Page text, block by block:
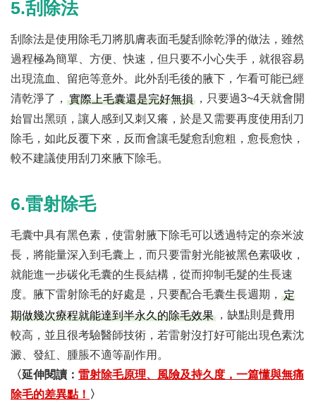
5.刮除法
刮除法是使用除毛刀將肌膚表面毛髮刮除乾淨的做法，雖然
過程極為簡單、方便、快速，但只要不小心失手，就很容易
出現流血、留疤等意外。此外刮毛後的腋下，乍看可能已經
清乾淨了， 實際上毛囊還是完好無損 ，只要過3~4天就會開
始冒出黑頭，讓人感到又刺又癢，於是又需要再度使用刮刀
除毛，如此反覆下來，反而會讓毛髮愈刮愈粗，愈長愈快，
較不建議使用刮刀來腋下除毛。
6.雷射除毛
毛囊中具有黑色素，使雷射腋下除毛可以透過特定的奈米波
長，將能量深入到毛囊上，而只要雷射光能被黑色素吸收，
就能進一步碳化毛囊的生長結構，從而抑制毛髮的生長速
度。腋下雷射除毛的好處是，只要配合毛囊生長週期， 定
期做幾次療程就能達到半永久的除毛效果 ，缺點則是費用
較高，並且很考驗醫師技術，若雷射沒打好可能出現色素沈
澱、發紅、腫脹不適等副作用。
〈延伸閱讀： 雷射除毛原理、風險及持久度，一篇懂與無痛
除毛的差異點！ 〉